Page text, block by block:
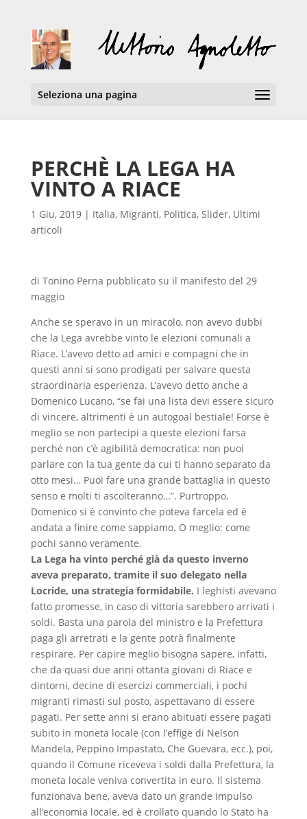
Seleziona una pagina
PERCHÈ LA LEGA HA
VINTO A RIACE
1 Giu, 2019| Italia, Migranti, Politica, Slider, Ultimi
articoli
di Tonino Perna pubblicato su il manifesto del 29
maggio
Anche se speravo in un miracolo, non avevo dubbi
che la Lega avrebbe vinto le elezioni comunali a
Riace. L’avevo detto ad amici e compagni che in
questi anni si sono prodigati per salvare questa
straordinaria esperienza. L’avevo detto anche a
Domenico Lucano, “se fai una lista devi essere sicuro
di vincere, altrimenti è un autogoal bestiale! Forse è
meglio se non partecipi a queste elezioni farsa
perché non c’è agibilità democratica: non puoi
parlare con la tua gente da cui ti hanno separato da
otto mesi… Puoi fare una grande battaglia in questo
senso e molti ti ascolteranno…”. Purtroppo,
Domenico si è convinto che poteva farcela ed è
andata a finire come sappiamo. O meglio: come
pochi sanno veramente.
La Lega ha vinto perché già da questo inverno
aveva preparato, tramite il suo delegato nella
Locride, una strategia formidabile. I leghisti avevano
fatto promesse, in caso di vittoria sarebbero arrivati i
soldi. Basta una parola del ministro e la Prefettura
paga gli arretrati e la gente potrà finalmente
respirare. Per capire meglio bisogna sapere, infatti,
che da quasi due anni ottanta giovani di Riace e
dintorni, decine di esercizi commerciali, i pochi
migranti rimasti sul posto, aspettavano di essere
pagati. Per sette anni si erano abituati essere pagati
subito in moneta locale (con l’effige di Nelson
Mandela, Peppino Impastato, Che Guevara, ecc.), poi,
quando il Comune riceveva i soldi dalla Prefettura, la
moneta locale veniva convertita in euro. Il sistema
funzionava bene, aveva dato un grande impulso
all’economia locale, ed è crollato quando lo Stato ha